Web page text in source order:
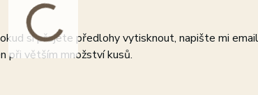
si přejete předlohy vytisknout, napište mi
při větším množství kusů.